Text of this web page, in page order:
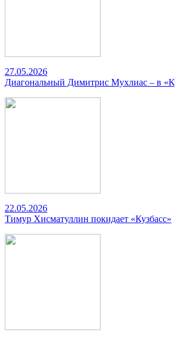
27.05.2026
Диагональный Димитрис Мухлиас – в
22.05.2026
Тимур Хисматуллин покидает «Кузбасс»